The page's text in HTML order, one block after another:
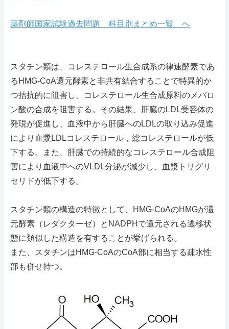
薬剤師国家試験過去問題 科目別まとめ一覧 へ
スタチン類は、コレステロール生合成系の律速酵素であ
るHMG-CoA還元酵素と非共有結合することで特異的か
つ拮抗的に阻害し、コレステロール生合成原料のメバロ
ン酸の合成を阻害する。その結果、肝臓のLDL受容体の
発現が促進し、血液中から肝臓へのLDLの取り込み促進
により血漿LDLコレステロール，総コレステロールが低
下する。また、肝臓での持続的なコレステロール合成阻
害により血液中へのVLDL分泌が減少し、血漿トリグリ
セリドが低下する。
スタチン類の構造の特徴として、HMG-CoAのHMGが還
元酵素（レダクターゼ）とNADPHで還元される遷移状
態に類似した構造を有することが挙げられる。
また、スタチンはHMG-CoAのCoA部に相当する疎水性
部も併せ持つ。